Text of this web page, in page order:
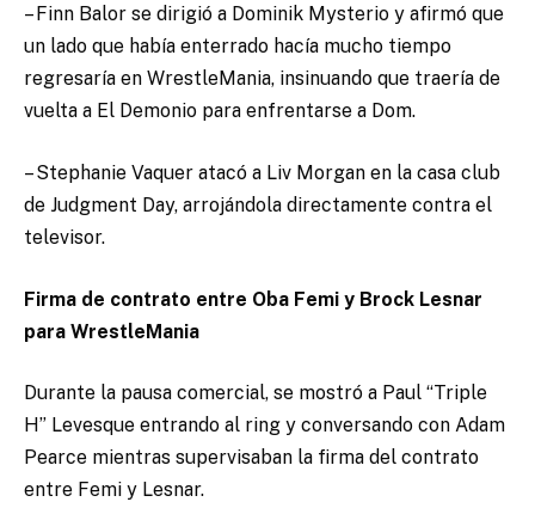
– Finn Balor se dirigió a Dominik Mysterio y afirmó que
un lado que había enterrado hacía mucho tiempo
regresaría en WrestleMania, insinuando que traería de
vuelta a El Demonio para enfrentarse a Dom.
– Stephanie Vaquer atacó a Liv Morgan en la casa club
de Judgment Day, arrojándola directamente contra el
televisor.
Firma de contrato entre Oba Femi y Brock Lesnar
para WrestleMania
Durante la pausa comercial, se mostró a Paul “Triple
H” Levesque entrando al ring y conversando con Adam
Pearce mientras supervisaban la firma del contrato
entre Femi y Lesnar.